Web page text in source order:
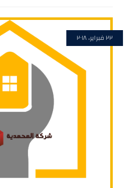
٢٢ فبراير، ٢٠١٨